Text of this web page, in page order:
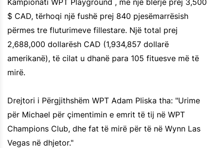
$ CAD, tërhoqi një fushë prej 840 pjesëmarrësish
përmes tre fluturimeve fillestare. Një total prej
2,688,000 dollarësh CAD (1,934,857 dollarë
amerikanë), të cilat u dhanë para 105 fituesve më të
mirë.
Drejtori i Përgjithshëm WPT Adam Pliska tha: "Urime
për Michael për çimentimin e emrit të tij në WPT
Champions Club, dhe fat të mirë për të në Wynn Las
Vegas në dhjetor."